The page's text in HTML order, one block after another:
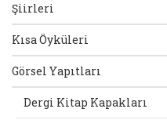
Şiirleri
Kısa Öyküleri
Görsel Yapıtları
Dergi Kitap Kapakları